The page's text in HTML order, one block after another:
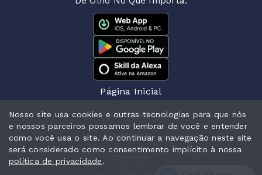
Página Inicial
Programação
Notícias
Nosso site usa cookies e outras tecnologias para que nós
e nossos parceiros possamos lembrar de você e entender
como você usa o site. Ao continuar a navegação neste site
será considerado como consentimento implícito à nossa
política de privacidade.